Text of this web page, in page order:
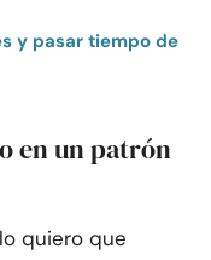
y pasar tiempo de
en un patrón
quiero que